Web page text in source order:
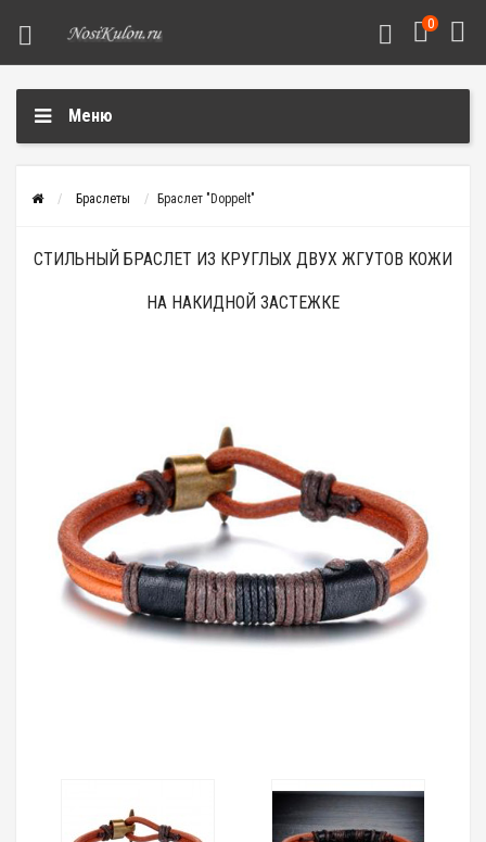
0
Меню
Браслеты Браслет "Doppelt"
СТИЛЬНЫЙ БРАСЛЕТ ИЗ КРУГЛЫХ ДВУХ ЖГУТОВ КОЖИ
НА НАКИДНОЙ ЗАСТЕЖКЕ